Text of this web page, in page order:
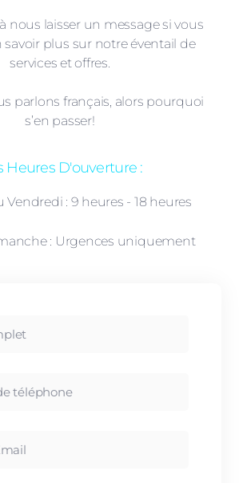
à nous laisser un message si vous
savoir plus sur notre éventail de
services et offres.
parlons français, alors pourquoi
s’en passer!
Heures D'ouverture :
Vendredi : 9 heures - 18 heures
: Urgences uniquement